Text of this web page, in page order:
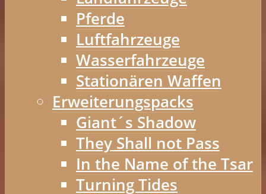
Pferde
Luftfahrzeuge
Wasserfahrzeuge
Stationären Waffen
Erweiterungspacks
Giant´s Shadow
They Shall not Pass
In the Name of the Tsar
Turning Tides